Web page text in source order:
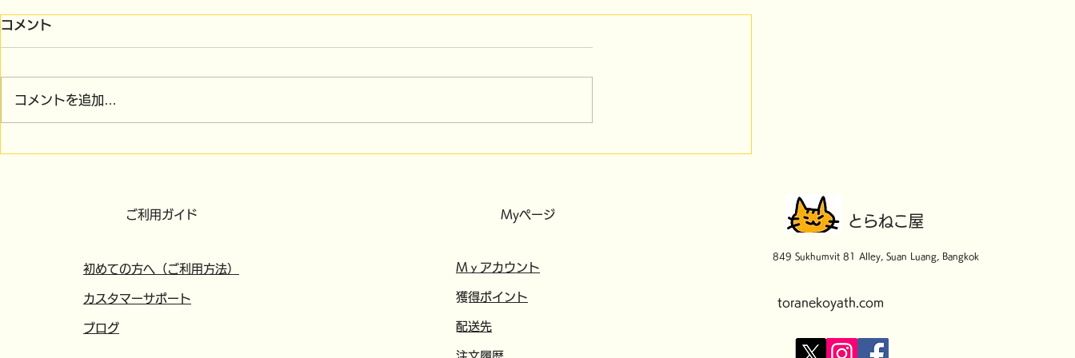
7/30（木）午後の配送、
を締め切りました
4/12（日）～4/15（水）ソ
3/30（月）全日およ
締め切りました
コメント
コメントを追加…
ご利用ガイド
初めての方へ（ご利用方法）
カスタマーサポート
​ブログ
Myページ
​​Mｙアカウント
​獲得ポイント
​配送先
​とらねこ屋
849 Sukhumvit 81 Alley, Suan Luang, Bangkok
toranekoyath.com